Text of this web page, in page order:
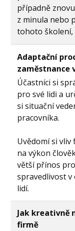
případně
z minula nebo
tohoto školení,
Adaptační
zaměstnance
Účastníci si
pro své lidi a
si situační
pracovníka.
Uvědomí si
na výkon
větší přínos
spravedlivost
lidí.
Jak kreativně
firmě